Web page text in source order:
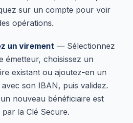
sur un compte pour voir
opérations.
un virement — Sélectionnez
émetteur, choisissez un
existant ou ajoutez-en un
son IBAN, puis validez.
nouveau bénéficiaire est
la Clé Secure.